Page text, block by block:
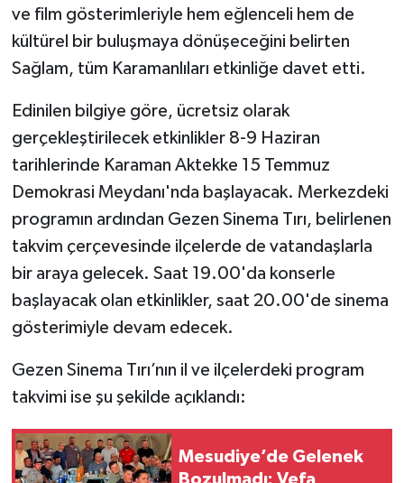
ve film gösterimleriyle hem eğlenceli hem de
kültürel bir buluşmaya dönüşeceğini belirten
Sağlam, tüm Karamanlıları etkinliğe davet etti.
Edinilen bilgiye göre, ücretsiz olarak
gerçekleştirilecek etkinlikler 8-9 Haziran
tarihlerinde Karaman Aktekke 15 Temmuz
Demokrasi Meydanı'nda başlayacak. Merkezdeki
programın ardından Gezen Sinema Tırı, belirlenen
takvim çerçevesinde ilçelerde de vatandaşlarla
bir araya gelecek. Saat 19.00'da konserle
başlayacak olan etkinlikler, saat 20.00'de sinema
gösterimiyle devam edecek.
Gezen Sinema Tırı’nın il ve ilçelerdeki program
takvimi ise şu şekilde açıklandı:
Mesudiye’de Gelenek
Bozulmadı: Vefa